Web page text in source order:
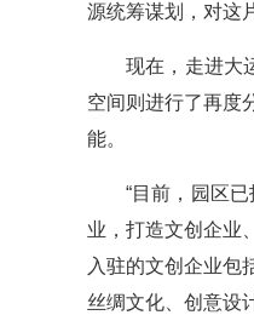
源统筹谋划，对这
现在，走进大
空间则进行了再度
能。
“目前，园区
业，打造文创企业
入驻的文创企业包
丝绸文化、创意设